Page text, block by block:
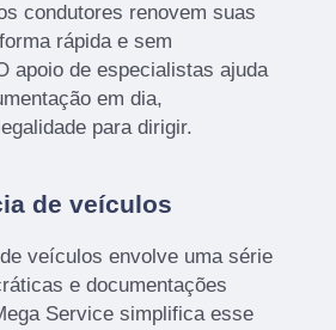
condutores renovem suas
rápida e sem
apoio de especialistas ajuda
em dia,
para dirigir.
de veículos
veículos envolve uma série
e documentações
Service simplifica esse